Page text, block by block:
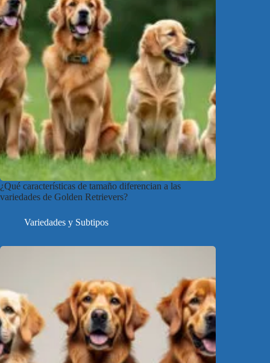
¿Qué características de tamaño diferencian a las
variedades de Golden Retrievers?
Variedades y Subtipos